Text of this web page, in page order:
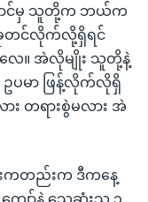
ာင်မှ သူတို့က ဘယ်က
ခုတင်လိုက်လို့ရှိရင်
ေ။ အဲလိုမျိုး သူတို့နဲ့
မာ ဖြန့်လိုက်လိုရှိ
း တရားစွဲမလား အဲ
းကတည်းက ဒီကနေ့
ျော်နဲ့ သေဆုံးသူ ၃